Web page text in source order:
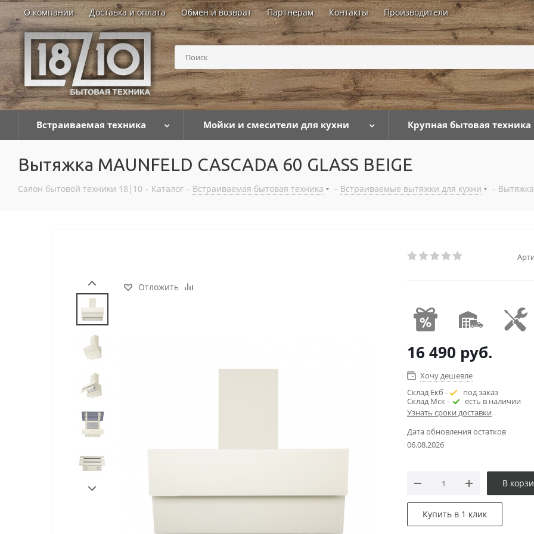
О компании Доставка и оплата Обмен и возврат Партнерам Контакты Производители ...
Встраиваемая техника Мойки и смесители для кухни Крупная бытовая техника
Вытяжка MAUNFELD CASCADA 60 GLASS BEIGE
Салон бытовой техники 18|10 - Каталог - Встраиваемая бытовая техника - Встраиваемые вытяжки для кухни - Вытяжка
Отложить
16 490 руб.
Хочу дешевле
Склад Екб -
под заказ
Склад Мск -
есть в наличии
Узнать сроки доставки
Дата обновления остатков
06.08.2026
В
Купить в 1 клик